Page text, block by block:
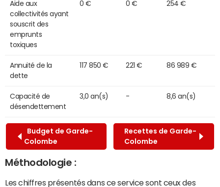
Aide aux
collectivités ayant
souscrit des
emprunts
toxiques
0 € 0 € 254 €
Annuité de la
dette
117 850 € 221 € 86 989 €
Capacité de
désendettement
3,0 an(s) - 8,6 an(s)
Budget de Garde-
Colombe
Recettes de Garde-
Colombe
Méthodologie :
Les chiffres présentés dans ce service sont ceux des